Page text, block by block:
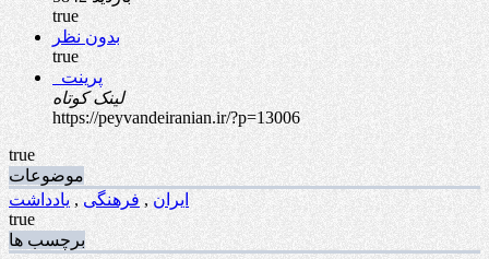
true
بدون نظر
true
پرینت
لینک کوتاه
https://peyvandeiranian.ir/?p=13006
true
موضوعات
ایران , فرهنگی , یادداشت
true
برچسب ها